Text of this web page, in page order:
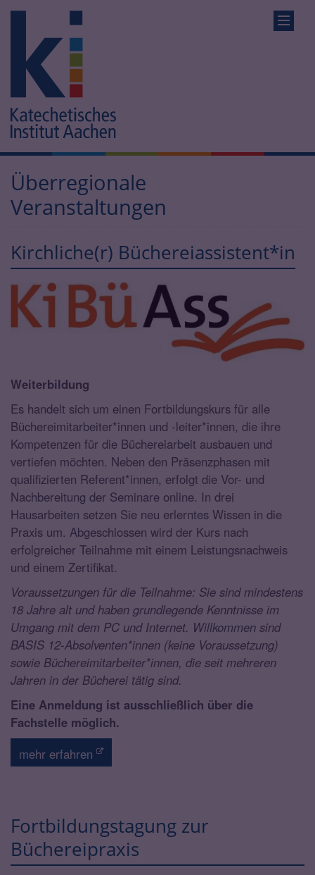
Überregionale
Veranstaltungen
Kirchliche(r) Büchereiassistent*in
Weiterbildung
Es handelt sich um einen Fortbildungskurs für alle
Büchereimitarbeiter*innen und -leiter*innen, die ihre
Kompetenzen für die Büchereiarbeit ausbauen und
vertiefen möchten. Neben den Präsenzphasen mit
qualifizierten Referent*innen, erfolgt die Vor- und
Nachbereitung der Seminare online. In drei
Hausarbeiten setzen Sie neu erlerntes Wissen in die
Praxis um. Abgeschlossen wird der Kurs nach
erfolgreicher Teilnahme mit einem Leistungsnachweis
und einem Zertifikat.
Voraussetzungen für die Teilnahme: Sie sind mindestens
18 Jahre alt und haben grundlegende Kenntnisse im
Umgang mit dem PC und Internet. Willkommen sind
BASIS 12-Absolventen*innen (keine Voraussetzung)
sowie Büchereimitarbeiter*innen, die seit mehreren
Jahren in der Bücherei tätig sind.
Eine Anmeldung ist ausschließlich über die
Fachstelle möglich.
mehr erfahren
Fortbildungstagung zur
Büchereipraxis